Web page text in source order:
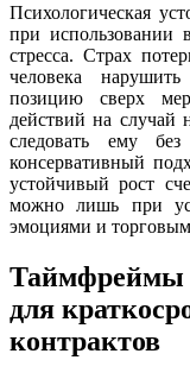
Психологическая
при использовании
стресса. Страх
человека
позицию сверх
действий на случай
следовать ему
консервативный
устойчивый рост
можно лишь при
эмоциями и
Таймфреймы
для
контрактов